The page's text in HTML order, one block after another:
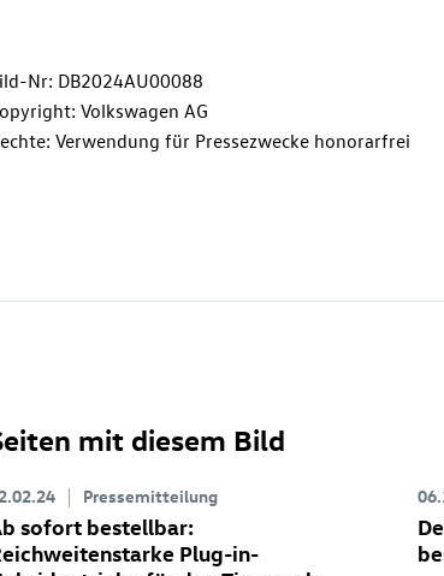
Nr: DB2024AU00088
Volkswagen AG
Verwendung für Pressezwecke honorarfrei
mit diesem Bild
Pressemitteilung
sofort bestellbar:
Plug-in-